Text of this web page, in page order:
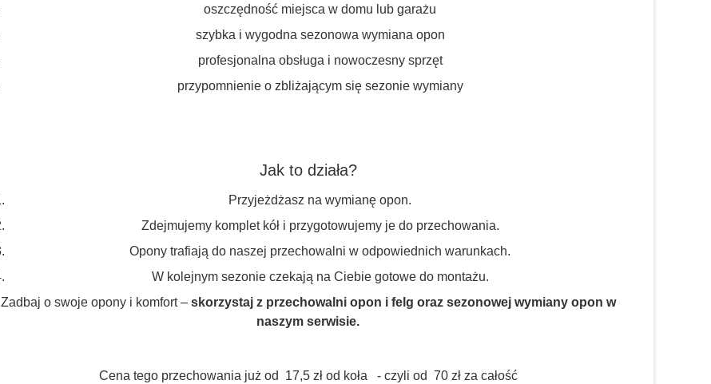
oszczędność miejsca w domu lub garażu
szybka i wygodna sezonowa wymiana opon
profesjonalna obsługa i nowoczesny sprzęt
przypomnienie o zbliżającym się sezonie wymiany
Jak to działa?
Przyjeżdżasz na wymianę opon.
Zdejmujemy komplet kół i przygotowujemy je do przechowania.
Opony trafiają do naszej przechowalni w odpowiednich warunkach.
W kolejnym sezonie czekają na Ciebie gotowe do montażu.
Zadbaj o swoje opony i komfort – skorzystaj z przechowalni opon i felg oraz sezonowej wymiany opon w
naszym serwisie.
Cena tego przechowania już od 17,5 zł od koła - czyli od 70 zł za całość